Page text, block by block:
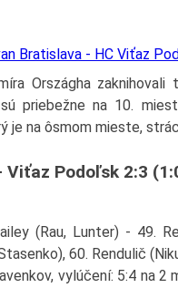
Bratislava - HC Viťaz
Országha
priebežne na 10.
je na ôsmom mieste,
Podoľsk 2:3
(Rau, Lunter) - 49.
60. Rendulič
vylúčení: 5:4 na 2